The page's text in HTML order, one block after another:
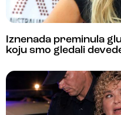
Iznenada preminula
koju smo gledali